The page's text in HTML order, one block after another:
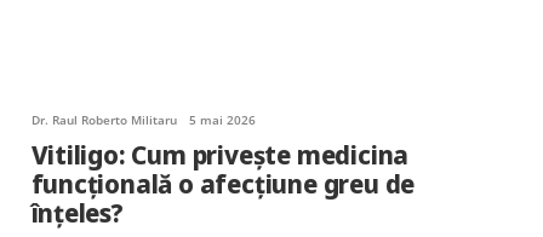
Dr. Raul Roberto Militaru 5 mai 2026
Vitiligo: Cum privește medicina
funcțională o afecțiune greu de
înțeles?